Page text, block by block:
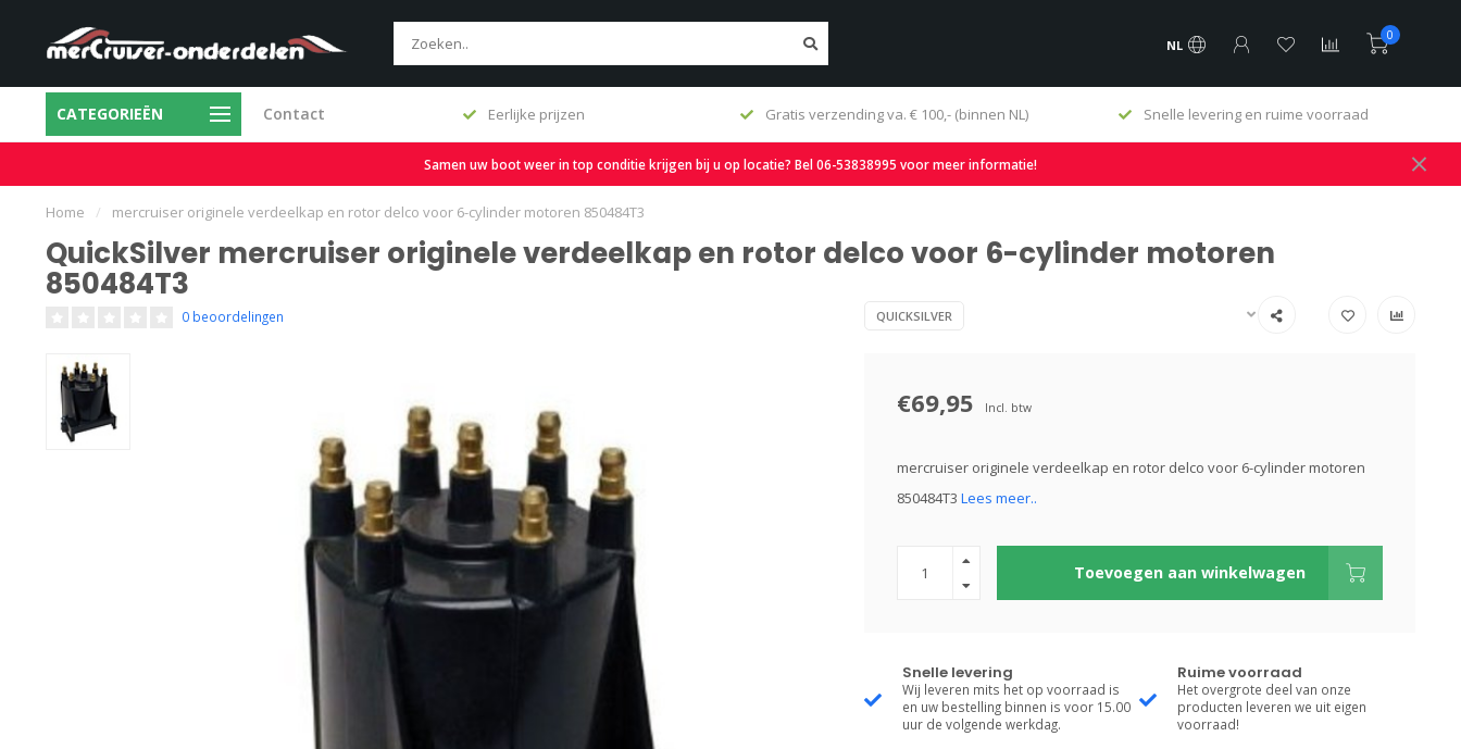
NL
0
CATEGORIEËN Contact
Eerlijke prijzen Gratis verzending va. € 100,- (binnen NL) Snelle levering en ruime voorraad Origineel & Vervangingsonderdelen
Samen uw boot weer in top conditie krijgen bij u op locatie? Bel 06-53838995 voor meer informatie!
Home / mercruiser originele verdeelkap en rotor delco voor 6-cylinder motoren 850484T3
QuickSilver mercruiser originele verdeelkap en rotor delco voor 6-cylinder motoren
850484T3
0 beoordelingen QUICKSILVER
€69,95 Incl. btw
mercruiser originele verdeelkap en rotor delco voor 6-cylinder motoren
850484T3 Lees meer..
Toevoegen aan winkelwagen
Snelle levering
Wij leveren mits het op voorraad is
en uw bestelling binnen is voor 15.00
uur de volgende werkdag.
Ruime voorraad
Het overgrote deel van onze
producten leveren we uit eigen
voorraad!